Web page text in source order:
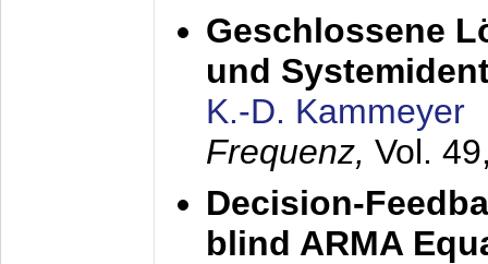
Geschlossene
und
K.-D. Kammeyer
Frequenz, Vol.
Decision-
blind ARMA